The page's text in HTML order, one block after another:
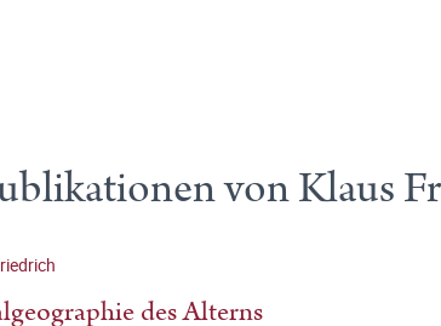
von Klaus
des Alterns